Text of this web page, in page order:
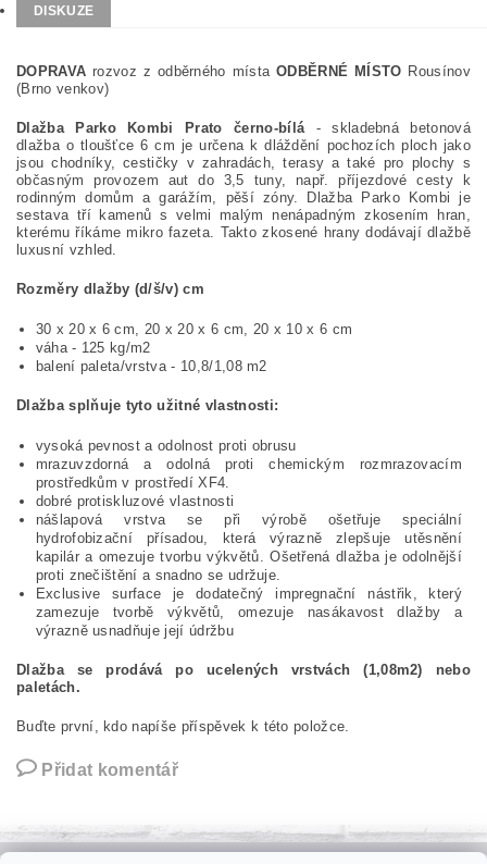
DISKUZE
DOPRAVArozvoz z odběrného místaODBĚRNÉ MÍSTO Rousínov
(Brno venkov)
Dlažba Parko Kombi Prato černo-bílá-skladebná betonová
dlažba o tloušťce 6 cm je určena k dláždění pochozích ploch jako
jsou chodníky, cestičky v zahradách, terasy a také pro plochy s
občasným provozem aut do 3,5 tuny, např. příjezdové cesty k
rodinným domům a garážím, pěší zóny. Dlažba Parko Kombi je
sestava tří kamenů s velmi malým nenápadným zkosením hran,
kterému říkáme mikro fazeta. Takto zkosené hrany dodávají dlažbě
luxusní vzhled.
Rozměry dlažby (d/š/v) cm
30 x 20 x 6 cm, 20 x 20 x 6 cm, 20 x 10 x 6 cm
váha - 125 kg/m2
balení paleta/vrstva - 10,8/1,08 m2
D lažba splňuje tyto užitné vlastnosti:
vysoká pevnost a odolnost proti obrusu
mrazuvzdorná a odolná proti chemickým rozmrazovacím
prostředkům v prostředí XF4.
dobré protiskluzové vlastnosti
nášlapová vrstva se při výrobě ošetřuje speciální
hydrofobizační přísadou, která výrazně zlepšuje utěsnění
kapilár a omezuje tvorbu výkvětů. Ošetřená dlažba je odolnější
proti znečištění a snadno se udržuje.
Exclusive surface je dodatečný impregnační nástřik, který
zamezuje tvorbě výkvětů, omezuje nasákavost dlažby a
výrazně usnadňuje její údržbu
Dlažba se prodává po ucelených vrstvách (1,08m2) nebo
paletách.
Buďte první, kdo napíše příspěvek k této položce.
Přidat komentář